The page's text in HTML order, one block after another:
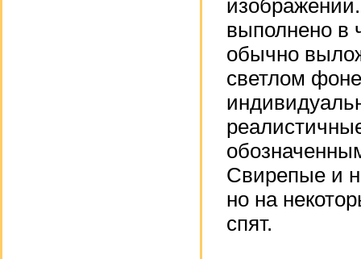
выполнено в
обычно
светлом
Свирепые и
но на
спят.